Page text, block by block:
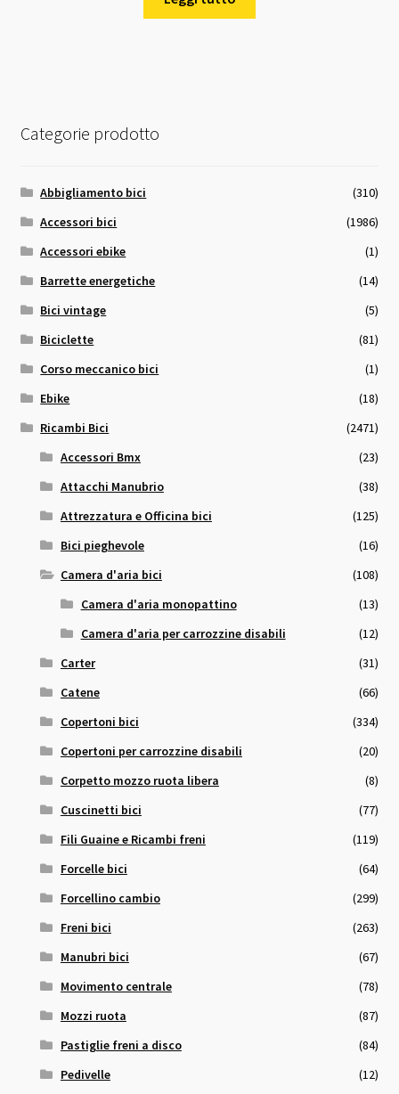
era:
è:
Categorie prodotto
Abbigliamento bici
(310)
Accessori bici
(1986)
Accessori ebike
(1)
Barrette energetiche
(14)
Bici vintage
(5)
Biciclette
(81)
Corso meccanico bici
(1)
Ebike
(18)
Ricambi Bici
(2471)
Accessori Bmx
(23)
Attacchi Manubrio
(38)
Attrezzatura e Officina bici
(125)
Bici pieghevole
(16)
Camera d'aria bici
(108)
Camera d'aria monopattino
(13)
Camera d'aria per carrozzine disabili
(12)
Carter
(31)
Catene
(66)
Copertoni bici
(334)
Copertoni per carrozzine disabili
(20)
Corpetto mozzo ruota libera
(8)
Cuscinetti bici
(77)
Fili Guaine e Ricambi freni
(119)
Forcelle bici
(64)
Forcellino cambio
(299)
Freni bici
(263)
Manubri bici
(67)
Movimento centrale
(78)
Mozzi ruota
(87)
Pastiglie freni a disco
(84)
Pedivelle
(12)